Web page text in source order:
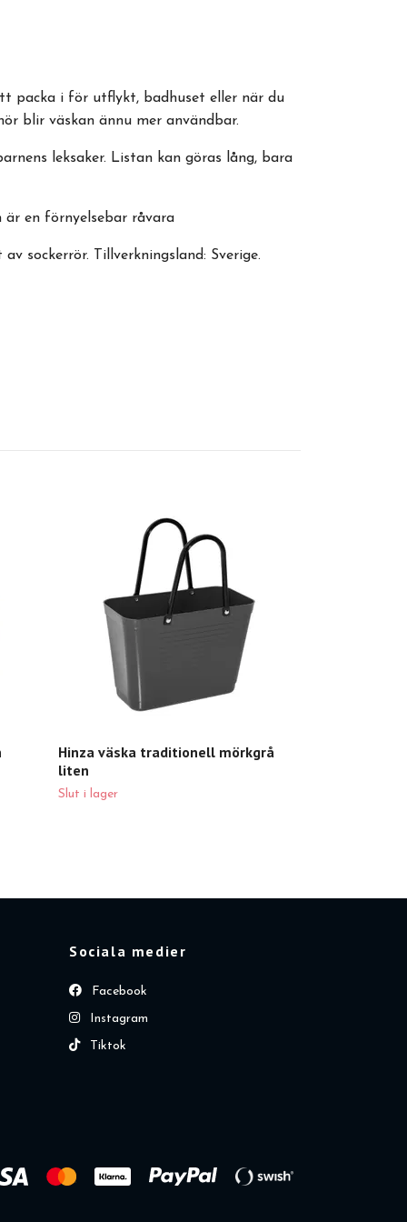
packa i för utflykt, badhuset eller när du
blir väskan ännu mer användbar.
leksaker. Listan kan göras lång, bara
är en förnyelsebar råvara
sockerrör. Tillverkningsland: Sverige.
Hinza väska traditionell mörkgrå
liten
Slut i lager
Sociala medier
Facebook
Instagram
Tiktok